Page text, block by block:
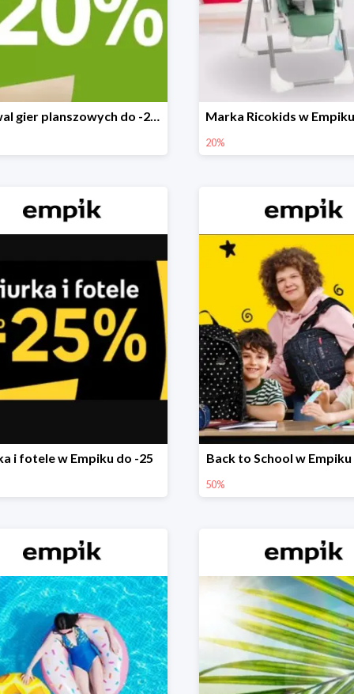
Festiwal gier planszowych do -20%
20%
i fotele w Empiku do -25 Back to School w
50%